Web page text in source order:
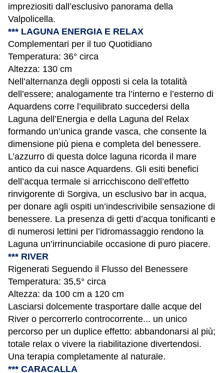
impreziositi dall’esclusivo panorama della
Valpolicella.
*** LAGUNA ENERGIA E RELAX
Complementari per il tuo Quotidiano
Temperatura: 36° circa
Altezza: 130 cm
Nell’alternanza degli opposti si cela la totalità
dell’essere; analogamente tra l’interno e l’esterno di
Aquardens corre l’equilibrato succedersi della
Laguna dell’Energia e della Laguna del Relax
formando un’unica grande vasca, che consente la
dimensione più piena e completa del benessere.
L’azzurro di questa dolce laguna ricorda il mare
antico da cui nasce Aquardens. Gli esiti benefici
dell’acqua termale si arricchiscono dell’effetto
rinvigorente di Sorgiva, un esclusivo bar in acqua,
per donare agli ospiti un’indescrivibile sensazione di
benessere. La presenza di getti d’acqua tonificanti e
di numerosi lettini per l’idromassaggio rendono la
Laguna un’irrinunciabile occasione di puro piacere.
*** RIVER
Rigenerati Seguendo il Flusso del Benessere
Temperatura: 35,5° circa
Altezza: da 100 cm a 120 cm
Lasciarsi dolcemente trasportare dalle acque del
River o percorrerlo controcorrente... un unico
percorso per un duplice effetto: abbandonarsi al più;
totale relax o vivere la riabilitazione divertendosi.
Una terapia completamente al naturale.
*** CARACALLA